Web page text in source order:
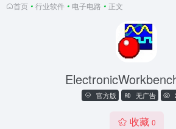
首页 • 行业软件 • 电子电路 • 正文
官方版 无广告
收藏 0